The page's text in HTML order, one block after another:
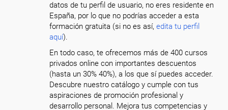
datos de tu perfil de usuario, no eres residente en
España, por lo que no podrías acceder a esta
formación gratuita (si no es así,edita tu perfil
aquí).
En todo caso, te ofrecemos más de 400 cursos
privados online con importantes descuentos
(hasta un 30% 40%), a los que sí puedes acceder.
Descubre nuestro catálogo y cumple con tus
aspiraciones de promoción profesional y
desarrollo personal. Mejora tus competencias y